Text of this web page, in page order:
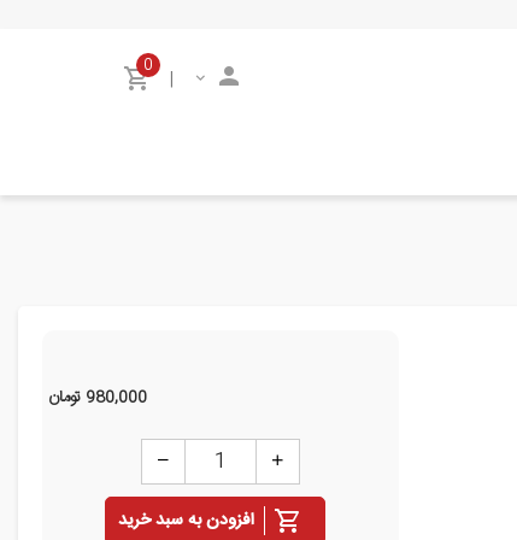
|
0
980,000 تومان
افزودن به سبد خرید